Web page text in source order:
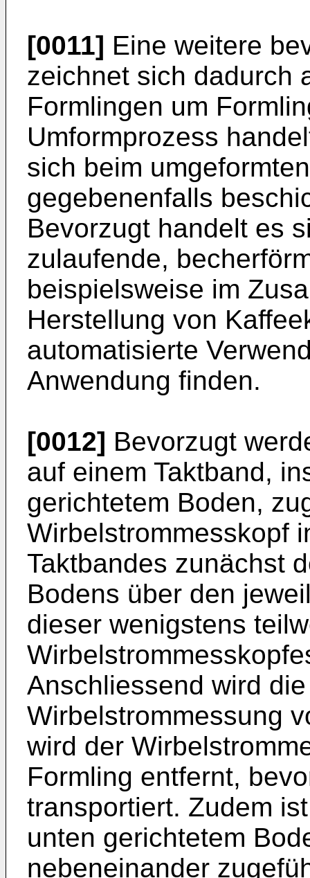
[0011] Eine weitere
zeichnet sich dadurch
Formlingen um
Umformprozess
sich beim
gegebenenfalls
Bevorzugt handelt es
zulaufende,
beispielsweise im
Herstellung von
automatisierte
Anwendung finden.
[0012] Bevorzugt
auf einem Taktband,
gerichtetem Boden,
Wirbelstrommesskopf
Taktbandes zunächst
Bodens über den
dieser wenigstens
Anschliessend wird
Wirbelstrommessung
wird der
Formling entfernt,
transportiert. Zudem
unten gerichtetem
nebeneinander